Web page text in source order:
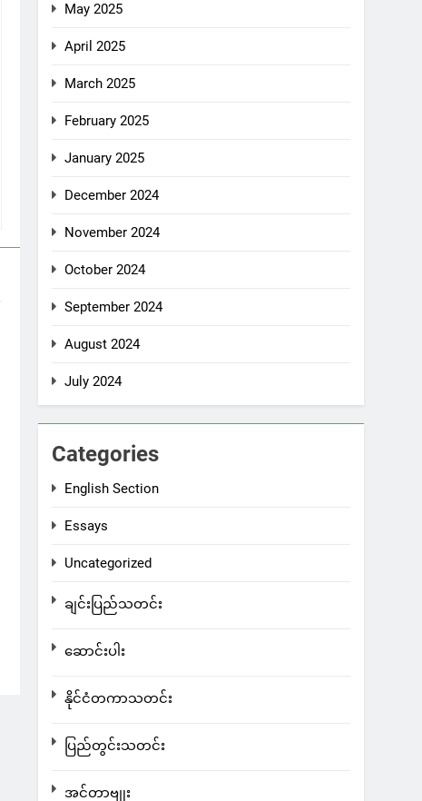
May 2025
April 2025
March 2025
February 2025
January 2025
December 2024
November 2024
October 2024
September 2024
August 2024
July 2024
Categories
English Section
Essays
Uncategorized
ချင်းပြည်သတင်း
ဆောင်းပါး
နိုင်ငံတကာသတင်း
ပြည်တွင်းသတင်း
အင်တာဗျုး